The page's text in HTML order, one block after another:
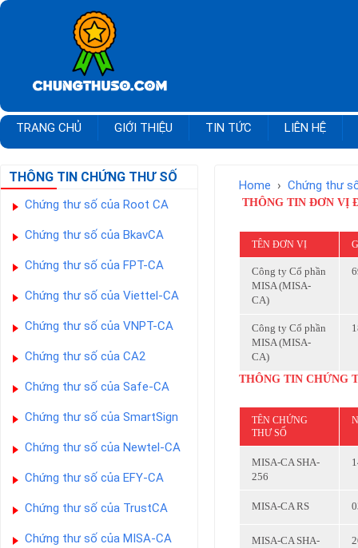
TRANG CHỦ GIỚI THIỆU TIN TỨC LIÊN HỆ
THÔNG TIN CHỨNG THƯ SỐ
Chứng thư số của Root CA
Chứng thư số của BkavCA
Chứng thư số của FPT-CA
Chứng thư số của Viettel-CA
Chứng thư số của VNPT-CA
Chứng thư số của CA2
Chứng thư số của Safe-CA
Chứng thư số của SmartSign
Chứng thư số của Newtel-CA
Chứng thư số của EFY-CA
Chứng thư số của TrustCA
Chứng thư số của MISA-CA
Home › Chứng thư
THÔNG TIN ĐƠN VỊ
TÊN ĐƠN VỊ
Công ty Cổ phần
MISA (MISA-
CA)
Công ty Cổ phần
MISA (MISA-
CA)
THÔNG TIN CHỨNG
TÊN CHỨNG
THƯ SỐ
MISA-CA SHA-
256
MISA-CA RS
MISA-CA SHA-